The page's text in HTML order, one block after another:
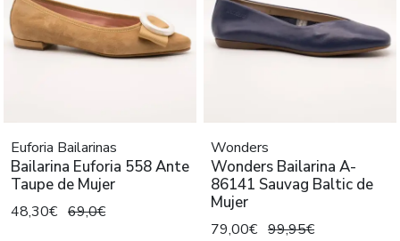
Euforia Bailarinas
Bailarina Euforia 558 Ante
Taupe de Mujer
48,30€ 69,0€
Wonders
Wonders Bailarina A-
86141 Sauvag Baltic de
Mujer
79,00€ 99,95€